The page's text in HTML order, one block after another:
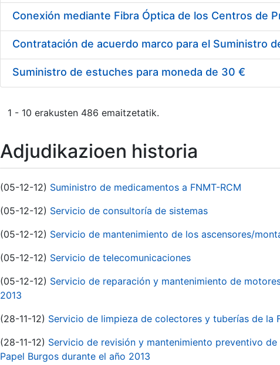
Suministro de estuches para moneda de 30 €
1 - 10 erakusten 486 emaitzetatik.
Adjudikazioen historia
(05-12-12) Suministro de medicamentos a FNMT-RCM
(05-12-12) Servicio de consultoría de sistemas
(05-12-12) Servicio de mantenimiento de los ascensores/
(05-12-12) Servicio de telecomunicaciones
(05-12-12) Servicio de reparación y mantenimiento de
2013
(28-11-12) Servicio de limpieza de colectores y tuberías de la
(28-11-12) Servicio de revisión y mantenimiento preventivo
Papel Burgos durante el año 2013